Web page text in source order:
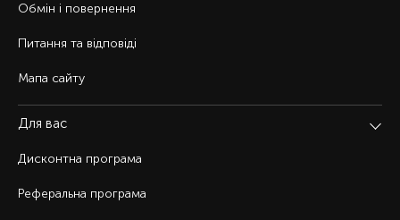
Обмін і повернення
Питання та відповіді
Мапа сайту
Для вас
Дисконтна програма
Реферальна програма